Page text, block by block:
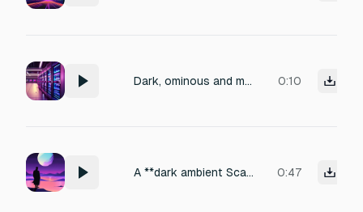
Dark, ominous and melodic synthwave atmospheric sound resembling a sci-fi server room hum 0:10
A **dark ambient Scandinavian synthwave** style would be perfect for this script. 0:47